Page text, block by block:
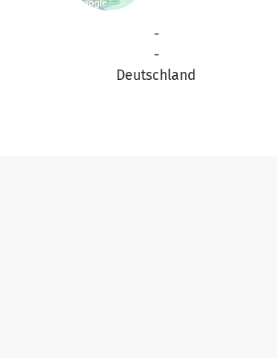
-
-
Deutschland